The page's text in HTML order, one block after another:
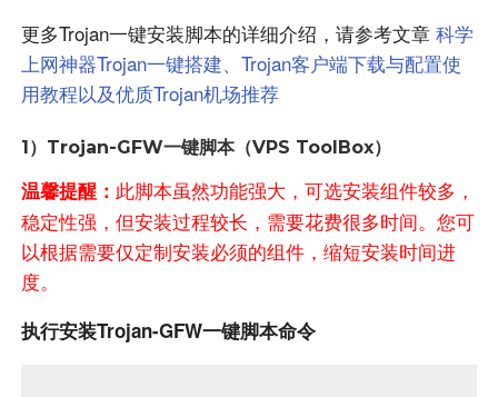
更多Trojan一键安装脚本的详细介绍，请参考文章 科学
上网神器Trojan一键搭建、Trojan客户端下载与配置使
用教程以及优质Trojan机场推荐
1）Trojan-GFW一键脚本（VPS ToolBox）
温馨提醒： 此脚本虽然功能强大，可选安装组件较多，
稳定性强，但安装过程较长，需要花费很多时间。您可
以根据需要仅定制安装必须的组件，缩短安装时间进
度。
执行安装Trojan-GFW一键脚本命令